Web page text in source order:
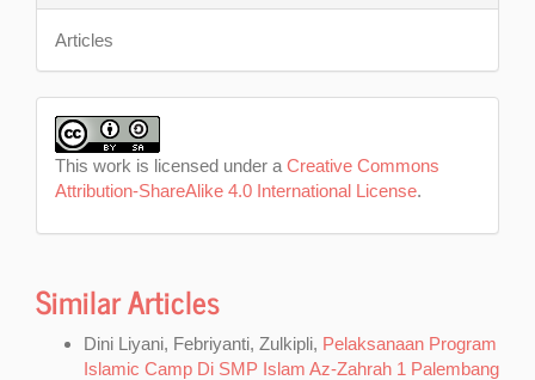
Articles
This work is licensed under a Creative Commons
Attribution-ShareAlike 4.0 International License.
Similar Articles
Dini Liyani, Febriyanti, Zulkipli, Pelaksanaan Program
Islamic Camp Di SMP Islam Az-Zahrah 1 Palembang